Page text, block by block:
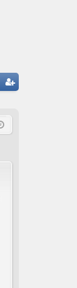
ist
rie